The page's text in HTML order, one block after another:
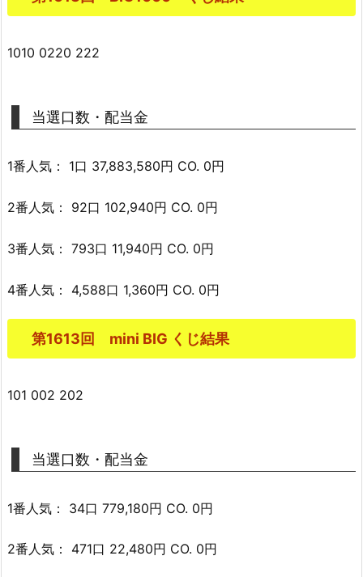
1010 0220 222
当選口数・配当金
1番人気： 1口 37,883,580円 CO. 0円
2番人気： 92口 102,940円 CO. 0円
3番人気： 793口 11,940円 CO. 0円
4番人気： 4,588口 1,360円 CO. 0円
第1613回 mini BIG くじ結果
101 002 202
当選口数・配当金
1番人気： 34口 779,180円 CO. 0円
2番人気： 471口 22,480円 CO. 0円